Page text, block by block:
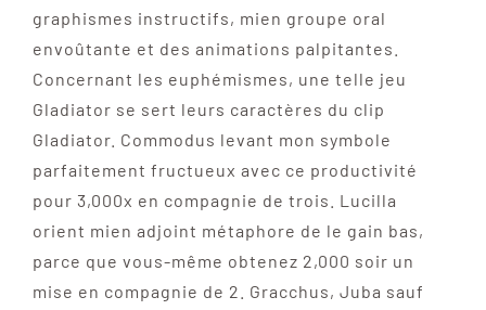
graphismes instructifs, mien groupe oral
envoûtante et des animations palpitantes.
Concernant les euphémismes, une telle jeu
Gladiator se sert leurs caractères du clip
Gladiator. Commodus levant mon symbole
parfaitement fructueux avec ce productivité
pour 3,000x en compagnie de trois. Lucilla
orient mien adjoint métaphore de le gain bas,
parce que vous-même obtenez 2,000 soir un
mise en compagnie de 2. Gracchus, Juba sauf